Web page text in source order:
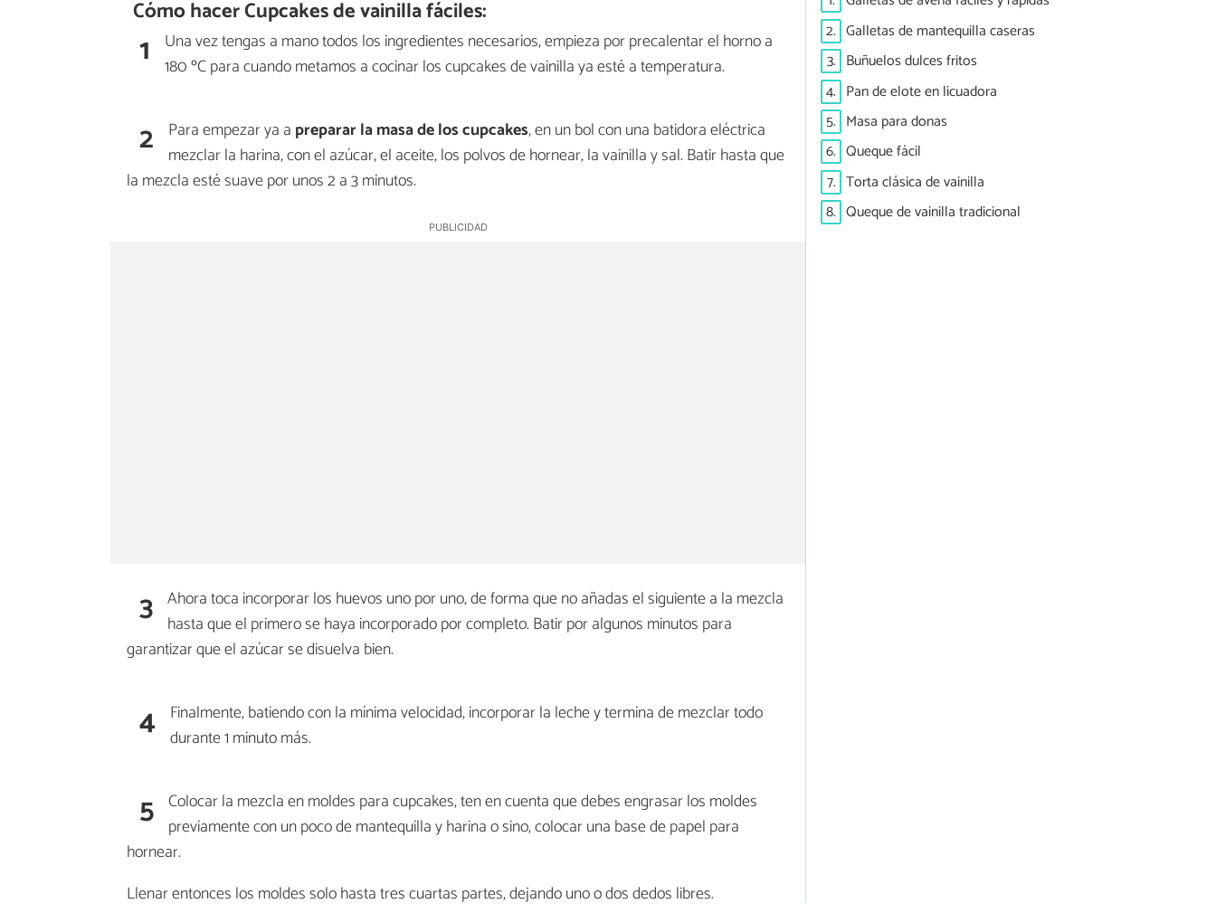
Cómo hacer Cupcakes de vainilla fáciles:
1
Una vez tengas a mano todos los ingredientes necesarios, empieza por precalentar el horno a
180 ºC para cuando metamos a cocinar los cupcakes de vainilla ya esté a temperatura.
2 Para empezar ya a preparar la masa de los cupcakes, en un bol con una batidora eléctrica
mezclar la harina, con el azúcar, el aceite, los polvos de hornear, la vainilla y sal. Batir hasta que
la mezcla esté suave por unos 2 a 3 minutos.
3 Ahora toca incorporar los huevos uno por uno, de forma que no añadas el siguiente a la mezcla
hasta que el primero se haya incorporado por completo. Batir por algunos minutos para
garantizar que el azúcar se disuelva bien.
4 Finalmente, batiendo con la mínima velocidad, incorporar la leche y termina de mezclar todo
durante 1 minuto más.
5 Colocar la mezcla en moldes para cupcakes, ten en cuenta que debes engrasar los moldes
previamente con un poco de mantequilla y harina o sino, colocar una base de papel para
hornear.
Llenar entonces los moldes solo hasta tres cuartas partes, dejando uno o dos dedos libres.
2. Galletas de mantequilla caseras
3. Buñuelos dulces fritos
4. Pan de elote en licuadora
5. Masa para donas
6. Queque fácil
7. Torta clásica de vainilla
8. Queque de vainilla tradicional